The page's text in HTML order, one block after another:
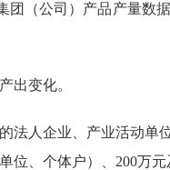
（公司）产品产量数
出变化。
人企业、产业活动单
位、个体户）、 200万元